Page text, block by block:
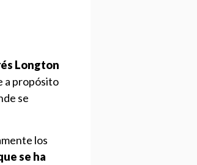
Longton
a propósito
se
los
se ha